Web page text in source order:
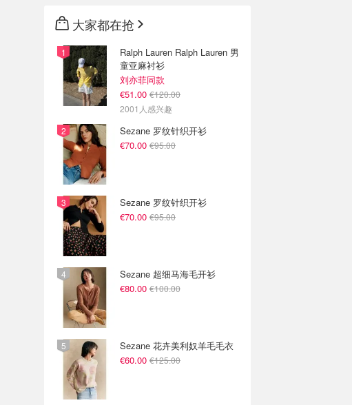
大家都在抢
Ralph Lauren Ralph Lauren 男
童亚麻衬衫
刘亦菲同款
€51.00 €120.00
2001人感兴趣
Sezane 罗纹针织开衫
€70.00 €95.00
Sezane 罗纹针织开衫
€70.00 €95.00
Sezane 超细马海毛开衫
€80.00 €100.00
Sezane 花卉美利奴羊毛毛衣
€60.00 €125.00